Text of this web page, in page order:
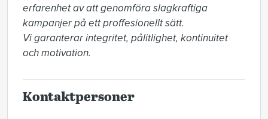
erfarenhet av att genomföra slagkraftiga
kampanjer på ett proffesionellt sätt.
Vi garanterar integritet, pålitlighet, kontinuitet
och motivation.
Kontaktpersoner